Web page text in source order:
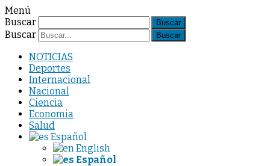
Menú
Buscar
Buscar
NOTICIAS
Deportes
Internacional
Nacional
Ciencia
Economia
Salud
Español
English
Español